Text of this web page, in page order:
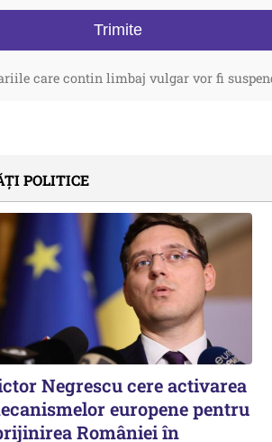
Trimite
care contin limbaj vulgar vor fi
POLITICE
Negrescu cere activarea
europene pentru
României în